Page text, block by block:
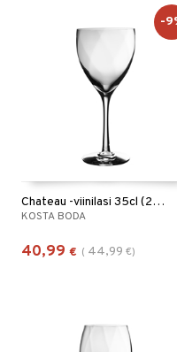
Chateau -viinilasi 35cl (25cl)
KOSTA BODA
40,99 € ( 44,99 €)
-